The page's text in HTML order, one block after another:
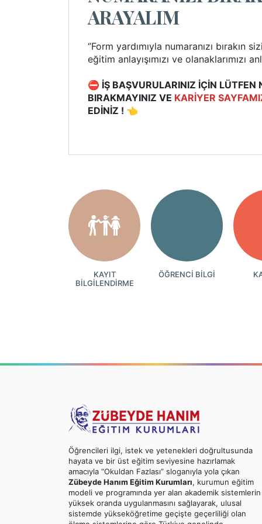
ARAYALIM
‘’Form yardımıyla numaranızı bırakın
eğitim anlayışımızı ve olanaklarımızı
⛔ İŞ BAŞVURULARINIZ İÇİN LÜTFEN
BIRAKMAYINIZ VE KARİYER
EDİNİZ ! 👈
KAYIT
BİLGİLENDİRME
ÖĞRENCİ BİLGİ
Öğrencileri ilgi, istek ve yetenekleri doğrultusunda
hayata ve bir üst eğitim seviyesine hazırlamak
amacıyla “Okuldan Fazlası” sloganıyla yola çıkan
Zübeyde Hanım Eğitim Kurumları, kurumun eğitim
modeli ve programında yer alan akademik sistemlerin
yüksek oranda uygulanmasını sağlayarak, ulusal
sistemde yükseköğretime geçişte geçerliliği olan